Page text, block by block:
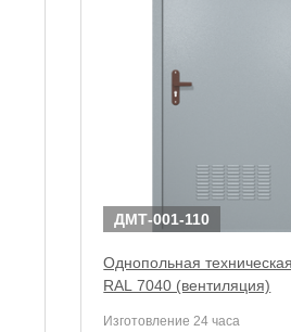
ДМТ-001-110
Однопольная
RAL 7040 (вентиляция)
Изготовление 24 часа